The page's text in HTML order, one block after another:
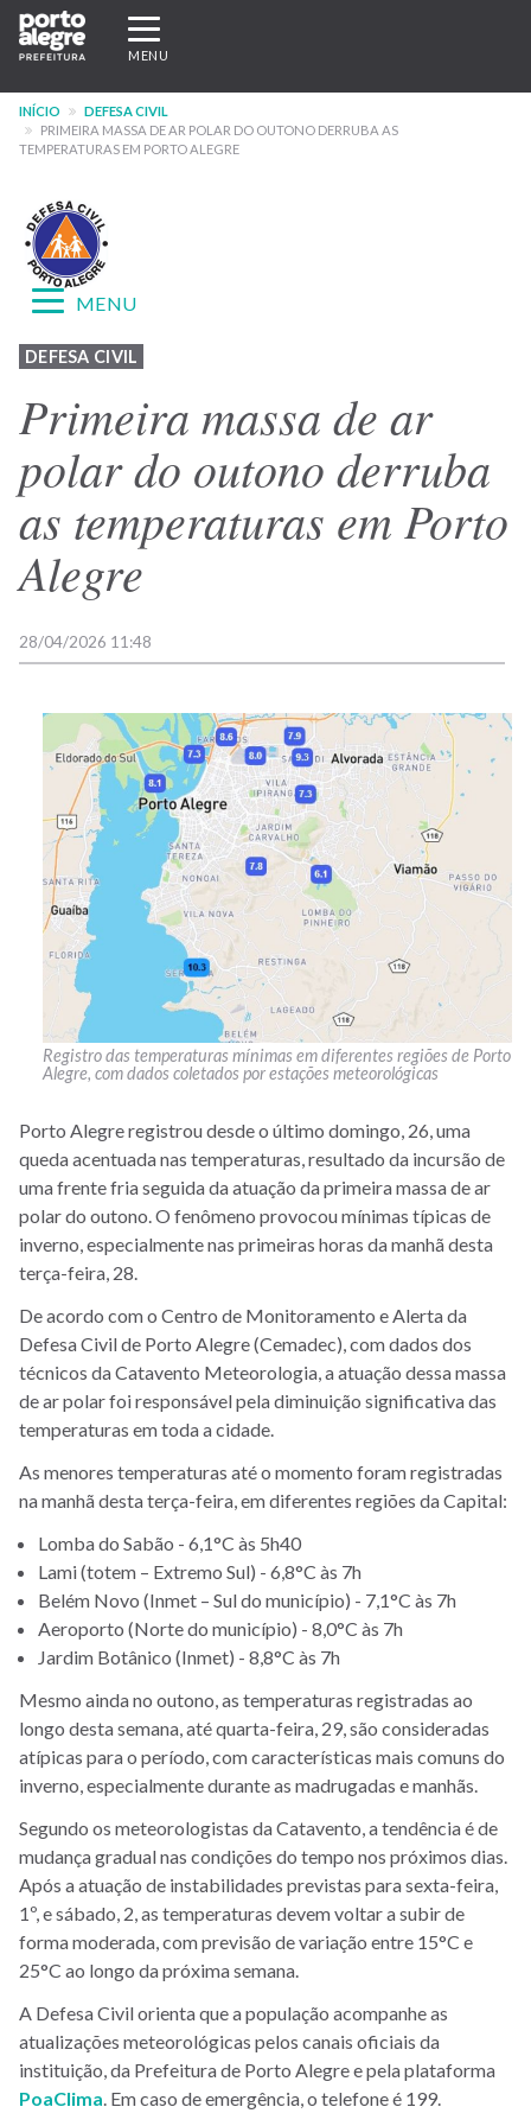
Pular
para
conteúdo
principal
Expandir/recolher
navegação
MENU
INÍCIO
DEFESA CIVIL
PRIMEIRA MASSA DE AR POLAR DO OUTONO DERRUBA AS
TEMPERATURAS EM PORTO ALEGRE
Menu
-
site
Defesa
Civil
Expandir/recolher
MENU
DEFESA CIVIL
Primeira massa de ar
polar do outono derruba
as temperaturas em Porto
Alegre
28/04/2026 11:48
Registro das temperaturas mínimas em diferentes regiões de Porto
Alegre, com dados coletados por estações meteorológicas
Porto Alegre registrou desde o último domingo, 26, uma
queda acentuada nas temperaturas, resultado da incursão de
uma frente fria seguida da atuação da primeira massa de ar
polar do outono. O fenômeno provocou mínimas típicas de
inverno, especialmente nas primeiras horas da manhã desta
terça-feira, 28.
De acordo com o Centro de Monitoramento e Alerta da
Defesa Civil de Porto Alegre (Cemadec), com dados dos
técnicos da Catavento Meteorologia, a atuação dessa massa
de ar polar foi responsável pela diminuição significativa das
temperaturas em toda a cidade.
As menores temperaturas até o momento foram registradas
na manhã desta terça-feira, em diferentes regiões da Capital:
Lomba do Sabão - 6,1°C às 5h40
Lami (totem – Extremo Sul) - 6,8°C às 7h
Belém Novo (Inmet – Sul do município) - 7,1°C às 7h
Aeroporto (Norte do município) - 8,0°C às 7h
Jardim Botânico (Inmet) - 8,8°C às 7h
Mesmo ainda no outono, as temperaturas registradas ao
longo desta semana, até quarta-feira, 29, são consideradas
atípicas para o período, com características mais comuns do
inverno, especialmente durante as madrugadas e manhãs.
Segundo os meteorologistas da Catavento, a tendência é de
mudança gradual nas condições do tempo nos próximos dias.
Após a atuação de instabilidades previstas para sexta-feira,
1º, e sábado, 2, as temperaturas devem voltar a subir de
forma moderada, com previsão de variação entre 15°C e
25°C ao longo da próxima semana.
A Defesa Civil orienta que a população acompanhe as
atualizações meteorológicas pelos canais oficiais da
instituição, da Prefeitura de Porto Alegre e pela plataforma
PoaClima. Em caso de emergência, o telefone é 199.